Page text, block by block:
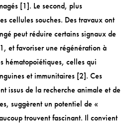
[1]. Le second, plus
cellules souches. Des travaux ont
peut réduire certains signaux de
et favoriser une régénération à
hématopoïétiques, celles qui
et immunitaires [2]. Ces
issus de la recherche animale et de
suggèrent un potentiel de «
trouvent fascinant. Il convient